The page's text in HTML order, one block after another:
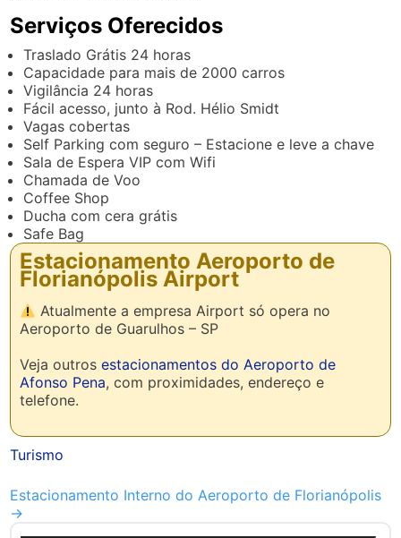
Serviços Oferecidos
Traslado Grátis 24 horas
Capacidade para mais de 2000 carros
Vigilância 24 horas
Fácil acesso, junto à Rod. Hélio Smidt
Vagas cobertas
Self Parking com seguro – Estacione e leve a chave
Sala de Espera VIP com Wifi
Chamada de Voo
Coffee Shop
Ducha com cera grátis
Safe Bag
Estacionamento Aeroporto de
Florianópolis Airport
Atualmente a empresa Airport só opera no
Aeroporto de Guarulhos – SP
Veja outrosestacionamentos do Aeroporto de
Afonso Pena, com proximidades, endereço e
telefone.
Turismo
Outros
artigos
Estacionamento Interno do Aeroporto de Florianópolis
→